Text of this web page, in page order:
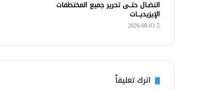
النضـال حتــى تحرير جميع المختطفات
الإيزيديـــات
2026-08-03
اترك تعليقاً